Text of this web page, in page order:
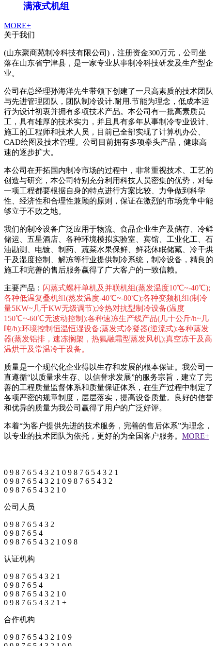
满液式机组
MORE+
关于我们
(山东聚商苑制冷科技有限公司)，注册资金300万元，公司坐
落在山东省宁津县，是一家专业从事制冷科技研发及生产型企
业。
公司在总经理孙海洋先生带领下创建了一只高素质的技术团队
与先进管理团队，团队制冷设计.耐用.节能为理念，低成本运
行为设计初衷并拥有多项技术产品。本公司有一批高素质员
工，具有雄厚的技术实力，并且具有多年从事制冷专业设计、
施工的工程师和技术人员，目前已全部实现了计算机办公、
CAD绘图及技术管理。公司目前拥有多项拳头产品，健康高
速的逐步扩大。
本公司在开拓国内制冷市场的过程中，非常重视技术、工艺的
创造与研究，本公司特别充分利用科技人员密集的优势，对每
一项工程都要根据自身的特点进行方案比较、力争做到科学
性、经济性和合理性兼顾的原则，保证在激烈的市场竞争中能
够立于不败之地。
我们的制冷设备广泛应用于物流、食品企业生产及储存、冷鲜
储运、五星酒店、各种环境模拟实验室、宾馆、工业化工、石
油勘测、电镀、制药、蔬菜水果保鲜、鲜花休眠储藏、冷干烘
干及湿度控制、解冻等行业提供制冷系统，制冷设备，精良的
施工和完善的售后服务嬴得了广大客户的一致信赖。
主要产品： 闪蒸式螺杆单机及并联机组(蒸发温度10℃~-40℃);
各种低温复叠机组(蒸发温度-40℃~-80℃);各种变频机组(制冷
量5KW~几千KW无级调节);冷热对抗型制冷设备(温度
150℃~-60℃无波动控制);各种速冻生产线产品(几十公斤/h~几
吨/h);环境控制恒温恒湿设备;蒸发式冷凝器(逆流式);各种蒸发
器(蒸发铝排，速冻搁架，热氟融霜型蒸发风机);真空冻干及高
温烘干及常温冷干设备。
质量是一个现代化企业得以生存和发展的根本保证。我公司一
直遵循“以质量求生存、以信誉求发展”的服务宗旨，建立了完
善的工程质量监督体系和质量保证体系，在生产过程中制定了
各项严密的规章制度，层层落实，提高设备质量。良好的信誉
和优异的质量为我公司赢得了用户的广泛好评。
本着“为客户提供先进的技术服务，完善的售后体系”为理念，
以专业的技术团队为依托，更好的为全国客户服务。 MORE+
0 9 8 7 6 5 4 3 2 1 0 9 8 7 6 5 4 3 2 1
0 9 8 7 6 5 4 3 2 1 0 9 8 7 6 5 4 3 2
0 9 8 7 6 5 4 3 2 1 0
公司人员
0 9 8 7 6 5 4 3 2
0 9 8 7 6 5 4
0 9 8 7 6 5 4 3 2 1 0 9 8
认证机构
0 9 8 7 6 5 4 3 2 1
0 9 8 7 6 5 4
0 9 8 7 6 5 4 3 2 1 0
0 9 8 7 6 5 4 3 2 1 +
合作机构
0 9 8 7 6 5 4 3 2 1 0 9